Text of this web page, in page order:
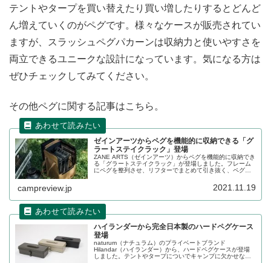
テントやタープを買い替えたり買い増したりするとどんど
ん増えていくのがペグです。様々なケースが販売されてい
ますが、スラッシュペグパカーンは収納力と使いやすさを
両立できるユニークな設計になっています。気になる方は
ぜひチェックしてみてください。
その他ペグに関する記事はこちら。
ゼインアーツからペグを機能的に収納できる「グ
ラートステイクラック」登場
ZANE ARTS（ゼインアーツ）からペグを機能的に収納でき
る「グラートステイクラック」が登場しました。フレーム
にペグを整列させ、リフターでまとめて引き抜く、ペグ打
campreview.jp 2021.11.19
ハイランダーから完全日本製のハードペグケース
登場
naturum（ナチュラム）のプライベートブランド
Hilandar（ハイランダー）から、ハードペグケースが登場
しました。テントやタープについでキャンプに欠かせない